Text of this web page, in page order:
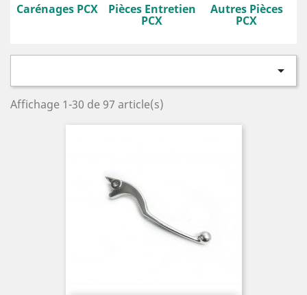
Carénages PCX Pièces Entretien
PCX
Autres Pièces
PCX

Affichage 1-30 de 97 article(s)